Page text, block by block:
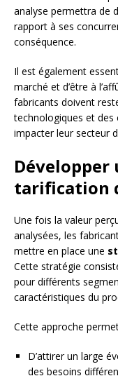
analyse permettra de
rapport à ses
conséquence.
Il est également
marché et d’être à
fabricants doivent
technologiques et
impacter leur secteur
Développer
tarification
Une fois la valeur
analysées, les
mettre en place une
Cette stratégie
pour différents
caractéristiques du
Cette approche
D’attirer un large
des besoins